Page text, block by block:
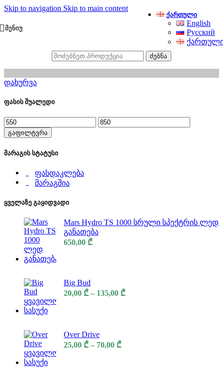
Skip to navigation Skip to main content
ᲛᲔᲜᲘᲣ
ᲥᲐᲠᲗᲣᲚᲘ
English
Русский
ძებნა
დახურვა
ფასის შუალედი
გაფილტვრა
მარაგის სტატუსი
ფასდაკლება
მარაგშია
ყველაზე გაყიდვადი
Mars Hydro TS 1000 სრული სპექტრის ლედ
განათება
650,00 ₾
Big Bud
20,00 ₾ – 135,00 ₾
Over Drive
25,00 ₾ – 70,00 ₾